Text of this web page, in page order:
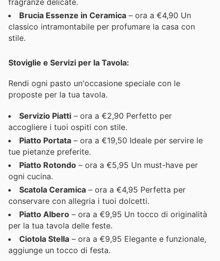
fragranze delicate.
Brucia Essenze in Ceramica – ora a €4,90 Un
classico intramontabile per profumare la casa con
stile.
Stoviglie e Servizi per la Tavola:
Rendi ogni pasto un'occasione speciale con le
proposte per la tua tavola.
Servizio Piatti – ora a €2,90 Perfetto per
accogliere i tuoi ospiti con stile.
Piatto Portata – ora a €19,50 Ideale per servire le
tue pietanze preferite.
Piatto Rotondo – ora a €5,95 Un must-have per
ogni cucina.
Scatola Ceramica – ora a €4,95 Perfetta per
conservare con allegria i tuoi dolcetti.
Piatto Albero – ora a €9,95 Un tocco di originalità
per la tua tavola delle feste.
Ciotola Stella – ora a €9,95 Elegante e funzionale,
aggiunge un tocco di festa.